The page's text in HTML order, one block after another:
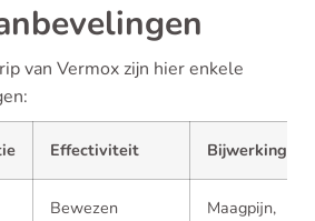
van Vermox zijn hier enkele
Effectiviteit Bijwerkingen
Bewezen
Maagpijn,